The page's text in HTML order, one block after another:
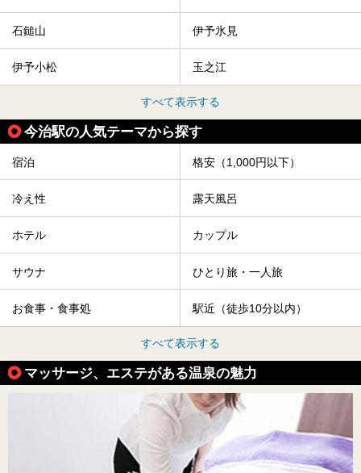
石鎚山 伊予氷見
伊予小松 玉之江
すべて表示する
今治駅の人気テーマから探す
宿泊 格安（1,000円以下）
冷え性 露天風呂
ホテル カップル
サウナ ひとり旅・一人旅
お食事・食事処 駅近（徒歩10分以内）
すべて表示する
マッサージ、エステがある温泉の魅力